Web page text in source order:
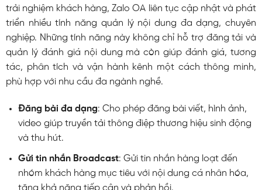
trải nghiệm khách hàng, Zalo OA liên tục cập nhật và phát
triển nhiều tính năng quản lý nội dung đa dạng, chuyên
nghiệp. Những tính năng này không chỉ hỗ trợ đăng tải và
quản lý đánh giá nội dung mà còn giúp đánh giá, tương
tác, phân tích và vận hành kênh một cách thông minh,
phù hợp với nhu cầu đa ngành nghề.
Đăng bài đa dạng: Cho phép đăng bài viết, hình ảnh,
video giúp truyền tải thông điệp thương hiệu sinh động
và thu hút.
Gửi tin nhắn Broadcast: Gửi tin nhắn hàng loạt đến
nhóm khách hàng mục tiêu với nội dung cá nhân hóa,
tăng khả năng tiếp cận và phản hồi.